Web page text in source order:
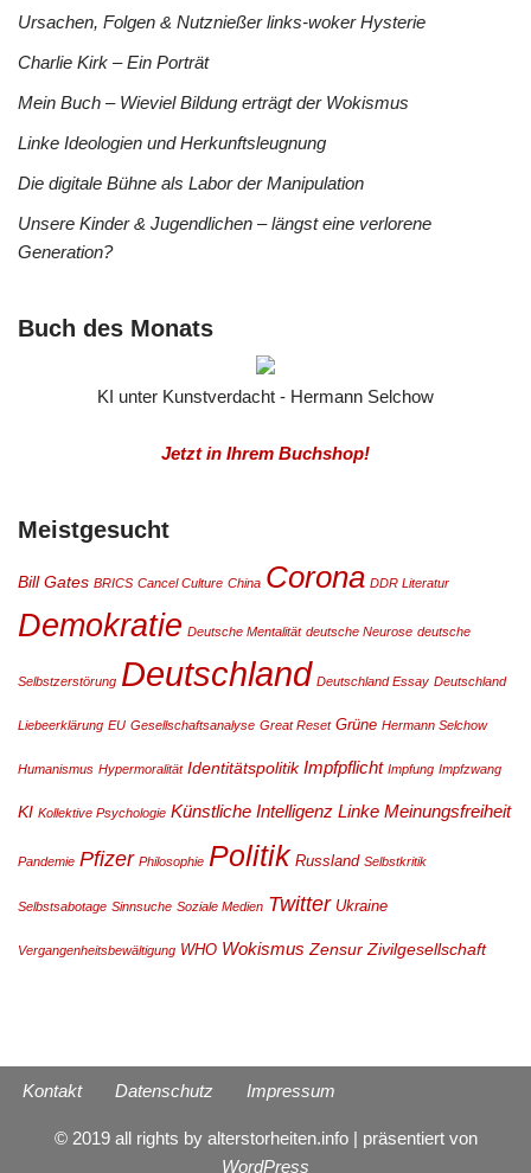
Ursachen, Folgen & Nutznießer links-woker Hysterie
Charlie Kirk – Ein Porträt
Mein Buch – Wieviel Bildung erträgt der Wokismus
Linke Ideologien und Herkunftsleugnung
Die digitale Bühne als Labor der Manipulation
Unsere Kinder & Jugendlichen – längst eine verlorene
Generation?
Buch des Monats
KI unter Kunstverdacht - Hermann Selchow
Jetzt in Ihrem Buchshop!
Meistgesucht
Bill Gates BRICS Cancel Culture China Corona DDR Literatur
Demokratie Deutsche Mentalität deutsche Neurose deutsche
Selbstzerstörung Deutschland Deutschland Essay Deutschland
Liebeerklärung EU Gesellschaftsanalyse Great Reset Grüne Hermann Selchow
Humanismus Hypermoralität Identitätspolitik Impfpflicht Impfung Impfzwang
KI Kollektive Psychologie Künstliche Intelligenz Linke Meinungsfreiheit
Pandemie Pfizer Philosophie Politik Russland Selbstkritik
Selbstsabotage Sinnsuche Soziale Medien Twitter Ukraine
Vergangenheitsbewältigung WHO Wokismus Zensur Zivilgesellschaft
Kontakt Datenschutz Impressum
© 2019 all rights by alterstorheiten.info | präsentiert von
WordPress